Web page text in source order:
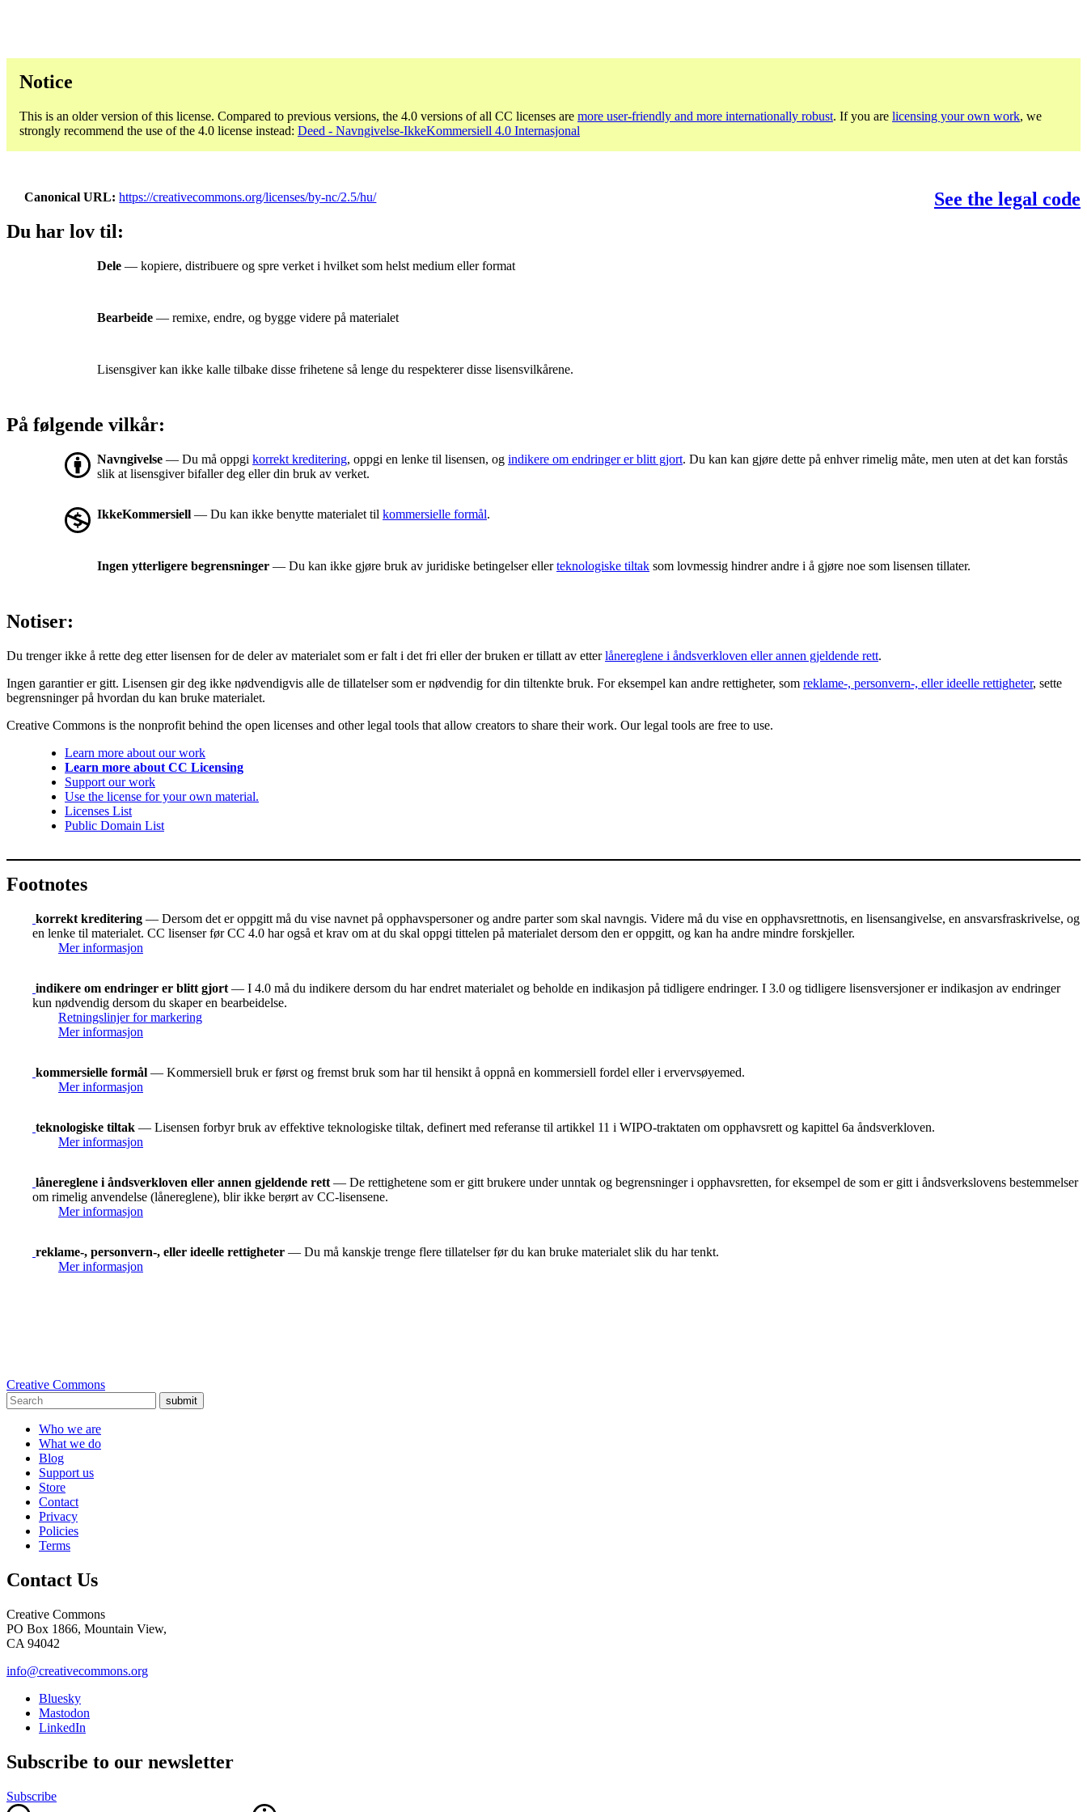
Notice
This is an older version of this license. Compared to previous versions, the 4.0 versions of all CC licenses are more user-friendly and more internationally robust. If you are licensing your own work, we
strongly recommend the use of the 4.0 license instead: Deed - Navngivelse-IkkeKommersiell 4.0 Internasjonal
Canonical URL https://creativecommons.org/licenses/by-nc/2.5/hu/
See the legal code
Du har lov til:
Dele — kopiere, distribuere og spre verket i hvilket som helst medium eller format
Bearbeide — remixe, endre, og bygge videre på materialet
Lisensgiver kan ikke kalle tilbake disse frihetene så lenge du respekterer disse lisensvilkårene.
På følgende vilkår:
Navngivelse — Du må oppgi korrekt kreditering, oppgi en lenke til lisensen, og indikere om endringer er blitt gjort. Du kan kan gjøre dette på enhver rimelig måte, men uten at det kan forstås
slik at lisensgiver bifaller deg eller din bruk av verket.
IkkeKommersiell — Du kan ikke benytte materialet til kommersielle formål.
Ingen ytterligere begrensninger — Du kan ikke gjøre bruk av juridiske betingelser ellerteknologiske tiltak som lovmessig hindrer andre i å gjøre noe som lisensen tillater.
Notiser:
Du trenger ikke å rette deg etter lisensen for de deler av materialet som er falt i det fri eller der bruken er tillatt av etterlånereglene i åndsverkloven eller annen gjeldende rett.
Ingen garantier er gitt. Lisensen gir deg ikke nødvendigvis alle de tillatelser som er nødvendig for din tiltenkte bruk. For eksempel kan andre rettigheter, som reklame-, personvern-, eller ideelle rettigheter, sette
begrensninger på hvordan du kan bruke materialet.
Creative Commons is the nonprofit behind the open licenses and other legal tools that allow creators to share their work. Our legal tools are free to use.
Learn more about our work
Learn more about CC Licensing
Support our work
Use the license for your own material.
Licenses List
Public Domain List
Footnotes
korrekt kreditering — Dersom det er oppgitt må du vise navnet på opphavspersoner og andre parter som skal navngis. Videre må du vise en opphavsrettnotis, en lisensangivelse, en ansvarsfraskrivelse, og
en lenke til materialet. CC lisenser før CC 4.0 har også et krav om at du skal oppgi tittelen på materialet dersom den er oppgitt, og kan ha andre mindre forskjeller.
Mer informasjon
indikere om endringer er blitt gjort — I 4.0 må du indikere dersom du har endret materialet og beholde en indikasjon på tidligere endringer. I 3.0 og tidligere lisensversjoner er indikasjon av endringer
kun nødvendig dersom du skaper en bearbeidelse.
Retningslinjer for markering
Mer informasjon
kommersielle formål — Kommersiell bruk er først og fremst bruk som har til hensikt å oppnå en kommersiell fordel eller i ervervsøyemed.
Mer informasjon
teknologiske tiltak — Lisensen forbyr bruk av effektive teknologiske tiltak, definert med referanse til artikkel 11 i WIPO-traktaten om opphavsrett og kapittel 6a åndsverkloven.
Mer informasjon
lånereglene i åndsverkloven eller annen gjeldende rett — De rettighetene som er gitt brukere under unntak og begrensninger i opphavsretten, for eksempel de som er gitt i åndsverkslovens bestemmelser
om rimelig anvendelse (lånereglene), blir ikke berørt av CC-lisensene.
Mer informasjon
reklame-, personvern-, eller ideelle rettigheter — Du må kanskje trenge flere tillatelser før du kan bruke materialet slik du har tenkt.
Mer informasjon
Creative Commons
submit
Who we are
What we do
Blog
Support us
Store
Contact
Privacy
Policies
Terms
Contact Us
Creative Commons
PO Box 1866, Mountain View,
CA 94042
info@creativecommons.org
Bluesky
Mastodon
LinkedIn
Subscribe to our newsletter
Subscribe